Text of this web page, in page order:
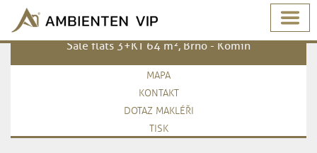
Sale flats 3+KT 64 m², Brno - Komín
MAPA
KONTAKT
DOTAZ MAKLÉŘI
TISK